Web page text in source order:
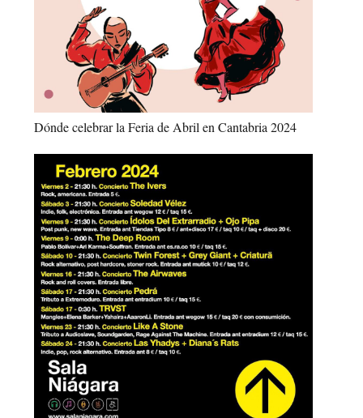
Dónde celebrar la Feria de Abril en Cantabria 2024